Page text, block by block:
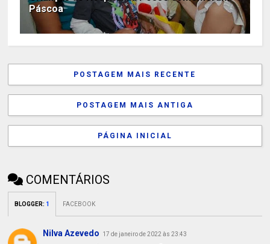
Páscoa
POSTAGEM MAIS RECENTE
POSTAGEM MAIS ANTIGA
PÁGINA INICIAL
COMENTÁRIOS
BLOGGER: 1 FACEBOOK
Nilva Azevedo 17 de janeiro de 2022 às 23:43